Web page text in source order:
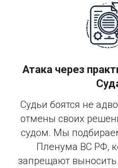
Атака через
Судьи боятся не
отмены своих
судом. Мы
Пленума ВС РФ,
запрещают выносить